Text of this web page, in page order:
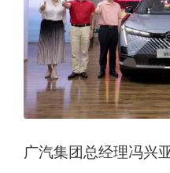
广汽集团总经理冯兴